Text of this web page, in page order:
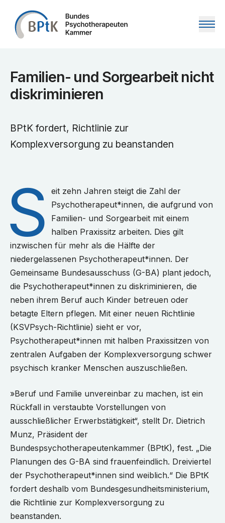
Zum Inhalt springen
Familien- und Sorgearbeit nicht
diskriminieren
BPtK fordert, Richtlinie zur
Komplexversorgung zu beanstanden
S
eit zehn Jahren steigt die Zahl der
Psychotherapeut*innen, die aufgrund von
Familien- und Sorgearbeit mit einem
halben Praxissitz arbeiten. Dies gilt
inzwischen für mehr als die Hälfte der
niedergelassenen Psychotherapeut*innen. Der
Gemeinsame Bundesausschuss (G-BA) plant jedoch,
die Psychotherapeut*innen zu diskriminieren, die
neben ihrem Beruf auch Kinder betreuen oder
betagte Eltern pflegen. Mit einer neuen Richtlinie
(KSVPsych-Richtlinie) sieht er vor,
Psychotherapeut*innen mit halben Praxissitzen von
zentralen Aufgaben der Komplexversorgung schwer
psychisch kranker Menschen auszuschließen.
»Beruf und Familie unvereinbar zu machen, ist ein
Rückfall in verstaubte Vorstellungen von
ausschließlicher Erwerbstätigkeit“, stellt Dr. Dietrich
Munz, Präsident der
Bundespsychotherapeutenkammer (BPtK), fest. „Die
Planungen des G-BA sind frauenfeindlich. Dreiviertel
der Psychotherapeut*innen sind weiblich.“ Die BPtK
fordert deshalb vom Bundesgesundheitsministerium,
die Richtlinie zur Komplexversorgung zu
beanstanden.